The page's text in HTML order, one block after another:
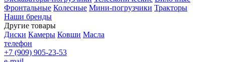
Фронтальные Колесные Мини-погрузчики Тракторы
Наши бренды
Другие товары
Диски Камеры Ковши Масла
телефон
+7 (909) 905-23-53